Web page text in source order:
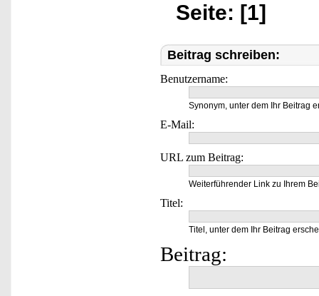
Seite: [1]
Beitrag schreiben:
Benutzername:
Synonym, unter dem Ihr Beitrag
E-Mail:
URL zum Beitrag:
Weiterführender Link zu Ihrem
Titel:
Titel, unter dem Ihr Beitrag
Beitrag: